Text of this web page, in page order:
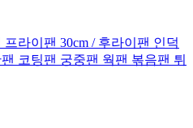
라이팬 30cm / 후라이팬 인덕
코팅팬 궁중팬 웍팬 볶음팬 튀